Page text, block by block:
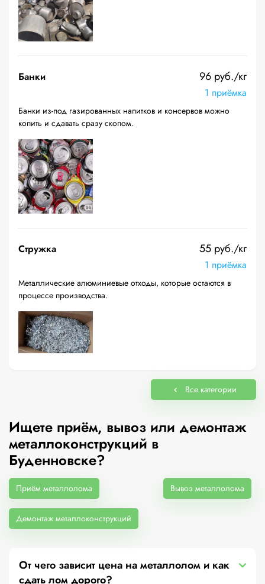
Банки 96 руб./кг
1 приёмка
Банки из-под газированных напитков и консервов можно
копить и сдавать сразу скопом.
Стружка 55 руб./кг
1 приёмка
Металлические алюминиевые отходы, которые остаются в
процессе производства.
Все категории
Ищете приём, вывоз или демонтаж
металлоконструкций в
Буденновске?
Приём металлолома Вывоз металлолома
Демонтаж металлоконструкций
От чего зависит цена на металлолом и как
сдать лом дорого?